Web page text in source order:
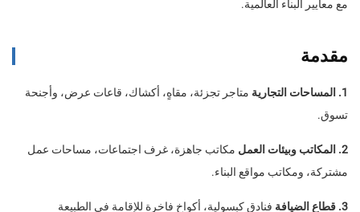
مع معايير البناء العالمية.
مقدمة
1. المساحات التجارية
متاجر تجزئة، مقاهٍ، أكشاك، قاعات عرض، وأجنحة
تسوق.
2. المكاتب وبيئات العمل
مكاتب جاهزة، غرف اجتماعات، مساحات عمل
مشتركة، ومكاتب مواقع البناء.
3. قطاع الضيافة
فنادق كبسولية، أكواخ فاخرة للإقامة في الطبيعة